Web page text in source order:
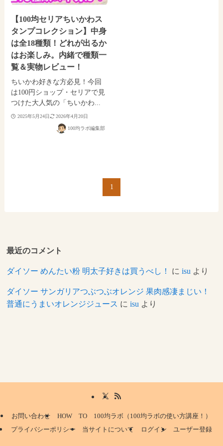
【100均セリアちいかわス
タンプコレクション】中身
は全18種類！どれが出るか
はお楽しみ。内緒で種類一
覧＆実物レビュー！
ちいかわ好きな方必見！今回
は100円ショップ・セリアで見
つけた大人気の「ちいかわ...
2025年5月24日 2026年4月20日
100均ラボ編集部
1
最近のコメント
ダイソー めんたい粉 明太子好きは買うべし！ にisu より
ダイソー サンガリアつぶつぶオレンジ 果肉感凄まじい！
普通にうまいオレンジジュース にisu より
お問い合わせ
HOW TO 100均ラボ（100均ラボの使い方講座！）
プライバシーポリシー
当サイトについて ログイン ユーザー登録